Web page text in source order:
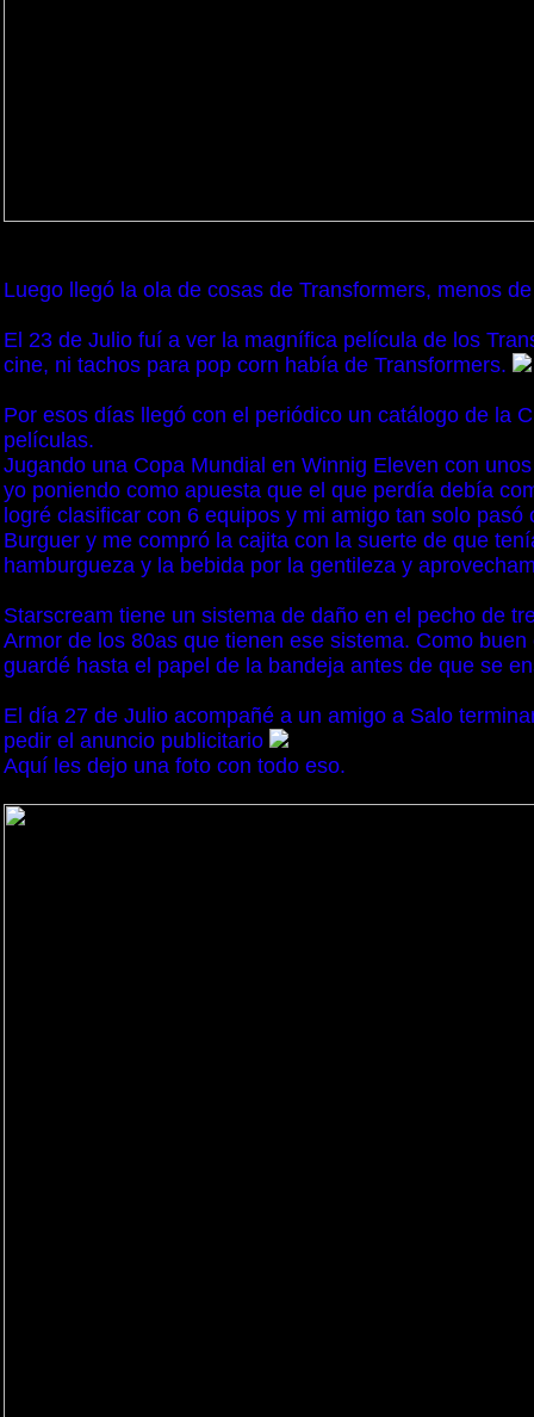
Luego llegó la ola de cosas de Transformers, menos
El 23 de Julio fuí a ver la magnífica película de los
cine, ni tachos para pop corn había de Transformers.
Por esos días llegó con el periódico un catálogo de la
películas.
Jugando una Copa Mundial en Winnig Eleven con
yo poniendo como apuesta que el que perdía debía
logré clasificar con 6 equipos y mi amigo tan solo
Burguer y me compró la cajita con la suerte de que
hamburgueza y la bebida por la gentileza y
Starscream tiene un sistema de daño en el pecho de
Armor de los 80as que tienen ese sistema. Como
guardé hasta el papel de la bandeja antes de que se
El día 27 de Julio acompañé a un amigo a Salo
pedir el anuncio publicitario
Aquí les dejo una foto con todo eso.